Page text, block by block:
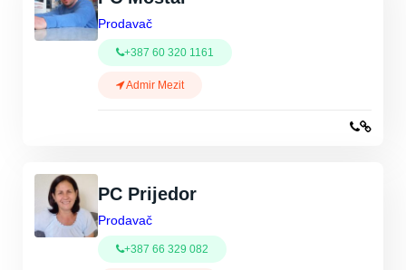
Prodavač
+387 60 320 1161
Admir Mezit
PC Prijedor
Prodavač
+387 66 329 082